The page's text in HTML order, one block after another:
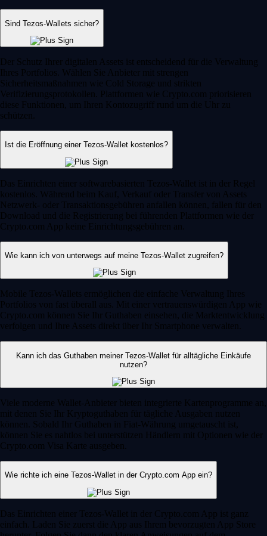
Sind Tezos-Wallets sicher?
Der Schutz Ihrer digitalen Assets ist entscheidend für die Verwaltung
Ihres Portfolios. Wählen Sie Anbieter mit strengen
Sicherheitsmaßnahmen wie Cold Storage und strikten
Verifizierungsprotokollen. Plattformen wie Crypto.com priorisieren
diese Funktionen, um Ihren Kontozugriff rund um die Uhr zu
schützen.
Ist die Eröffnung einer Tezos-Wallet kostenlos?
Das Einrichten einer softwarebasierten Tezos-Wallet ist in der Regel
kostenlos. Während beim Kauf, Verkauf oder Transfer von Assets
Netzwerk- oder Transaktionsgebühren anfallen können, fallen für den
Download und die Registrierung bei führenden Plattformen wie der
Crypto.com App keine Einrichtungsgebühren an.
Wie kann ich von unterwegs auf meine Tezos-Wallet zugreifen?
Mobile Tezos-Wallets ermöglichen die einfache Verwaltung Ihres
Portfolios von fast überall aus. Mit einer vertrauenswürdigen App wie
Crypto.com können Sie Ihr Guthaben einsehen, die Marktentwicklung
verfolgen und Ihre Assets direkt über Ihr Smartphone verwalten.
Kann ich das Guthaben meiner Tezos-Wallet für alltägliche Einkäufe
nutzen?
Viele moderne Wallet-Anbieter bieten integrierte Kartenprogramme an,
mit denen Sie Ihr Kryptoguthaben für tägliche Ausgaben nutzen
können. Sobald Ihr Guthaben in Fiat-Währung umgetauscht ist,
können Sie es nahtlos bei unterstützen Händlern mit Optionen wie der
Crypto.com Visa Karte ausgeben.
Wie richte ich eine Tezos-Wallet in der Crypto.com App ein?
Das Einrichten einer Tezos-Wallet in der Crypto.com App ist ganz
einfach. Laden Sie zuerst die App aus Ihrem bevorzugten App Store